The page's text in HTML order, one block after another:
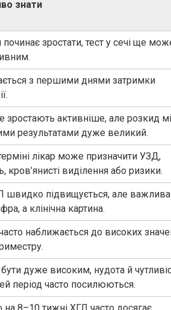
знати
починає зростати, тест у сечі ще
з першими днями затримки
активніше, але розкид
результатами дуже великий.
лікар може призначити УЗД,
кров’янисті виділення або ризики.
швидко підвищується, але важлива
а клінічна картина.
наближається до високих
дуже високим, нудота й
період часто посилюються.
8–10 тижні ХГЛ часто досягає